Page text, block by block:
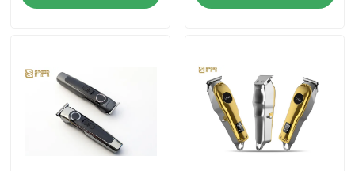
nieuws
Professionele haarsnipper